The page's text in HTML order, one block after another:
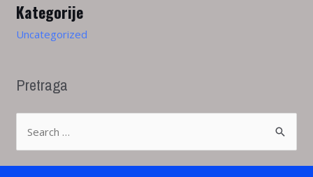
Kategorije
Uncategorized
Pretraga
a